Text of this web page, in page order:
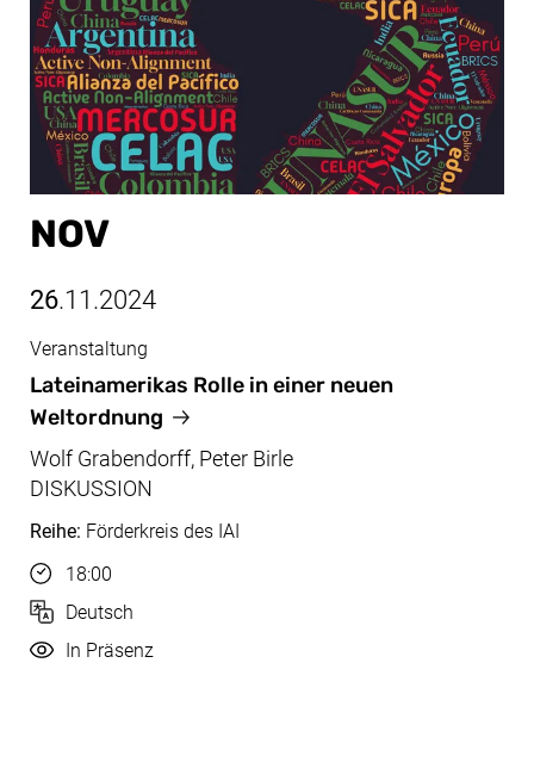
NOV
26.11.2024
Nov, 26.11.2024
Lateinamerikas Rolle in einer neuen
Weltordnung
Veranstaltung
Wolf Grabendorff, Peter Birle
DISKUSSION
Reihe: Förderkreis des IAI
Uhrzeit
18:00
Sprache
Deutsch
Durchführung
In Präsenz